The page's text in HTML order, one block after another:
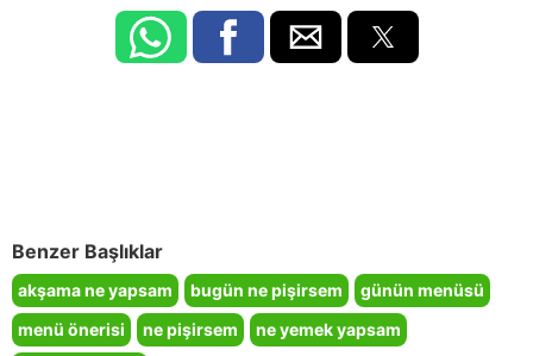
Benzer Başlıklar
akşama ne yapsam bugün ne pişirsem
günün menüsü
menü önerisi
ne pişirsem
ne yemek yapsam